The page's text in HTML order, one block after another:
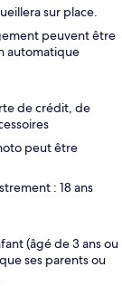
sur place.
peuvent être
automatique
de crédit, de
peut être
: 18 ans
(âgé de 3 ans ou
ses parents ou